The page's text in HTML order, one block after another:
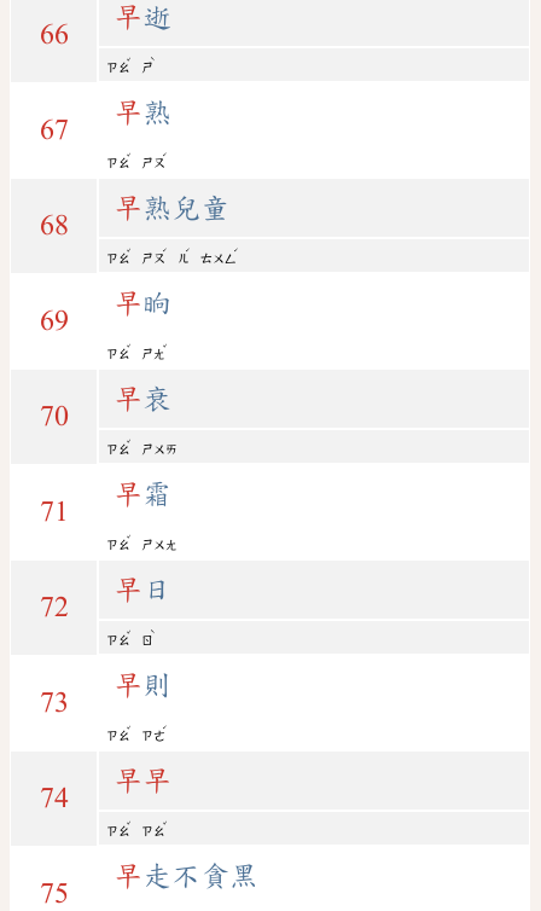
66
早逝
ㄗㄠ
ˇ
ㄕ
ˋ
67
早熟
ㄗㄠ
ˇ
ㄕㄡ
ˊ
68
早熟兒童
ㄗㄠ
ˇ
ㄕㄡ
ˊ
ㄦ
ˊ
ㄊㄨㄥ
ˊ
69
早晌
ㄗㄠ
ˇ
ㄕㄤ
ˇ
70
早 衰
ㄗㄠ
ˇ
ㄕㄨㄞ
71
早 霜
ㄗㄠ
ˇ
ㄕㄨㄤ
72
早 日
ㄗㄠ
ˇ
ㄖ
ˋ
73
早 則
ㄗㄠ
ˇ
ㄗㄜ
ˊ
74
早早
ㄗㄠ
ˇ
ㄗㄠ
ˇ
75
早 走不貪黑